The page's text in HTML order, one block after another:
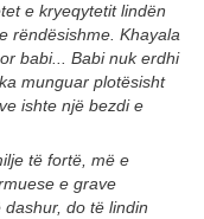
e kryeqytetit lindën
rëndësishme. Khayala
babi... Babi nuk erdhi
munguar plotësisht
ishte një bezdi e
të fortë, më e
e grave
do të lindin